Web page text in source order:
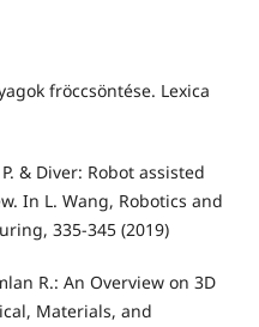
fröccsöntése. Lexica
& Diver: Robot assisted
In L. Wang, Robotics and
335-345 (2019)
R.: An Overview on 3D
Materials, and